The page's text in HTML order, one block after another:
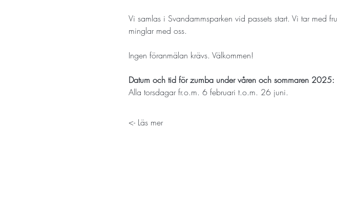
Vi samlas i Svandammsparken vid passets start. Vi tar med
minglar med oss.
Ingen föranmälan krävs. Välkommen!
Datum och tid för zumba under våren och sommaren 2025:
Alla torsdagar fr.o.m. 6 februari t.o.m. 26 juni.
Läs mer ->